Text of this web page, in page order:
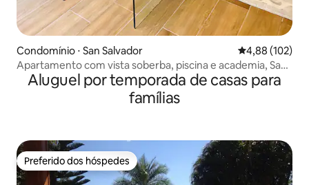
Condomínio ⋅ San Salvador 4,88 de uma
4,88 (102)
Apartamento com vista soberba, piscina e academia, San
Salvador
Aluguel por temporada de casas para
famílias
Preferido dos hóspedes
Preferido dos hóspedes